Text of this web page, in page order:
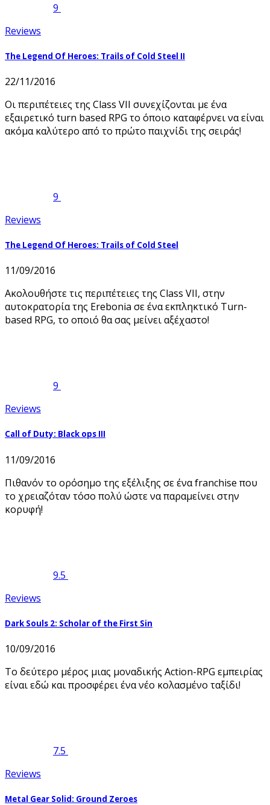
9
Reviews
The Legend Of Heroes: Trails of Cold Steel II
22/11/2016
Οι περιπέτειες της Class VII συνεχίζονται με ένα
εξαιρετικό turn based RPG το όποιο καταφέρνει να είναι
ακόμα καλύτερο από το πρώτο παιχνίδι της σειράς!
9
Reviews
The Legend Of Heroes: Trails of Cold Steel
11/09/2016
Ακολουθήστε τις περιπέτειες της Class VII, στην
αυτοκρατορία της Erebonia σε ένα εκπληκτικό Turn-
based RPG, το οποιό θα σας μείνει αξέχαστο!
9
Reviews
Call of Duty: Black ops III
11/09/2016
Πιθανόν το ορόσημο της εξέλιξης σε ένα franchise που
το χρειαζόταν τόσο πολύ ώστε να παραμείνει στην
κορυφή!
9.5
Reviews
Dark Souls 2: Scholar of the First Sin
10/09/2016
Το δεύτερο μέρος μιας μοναδικής Action-RPG εμπειρίας
είναι εδώ και προσφέρει ένα νέο κολασμένο ταξίδι!
7.5
Reviews
Metal Gear Solid: Ground Zeroes